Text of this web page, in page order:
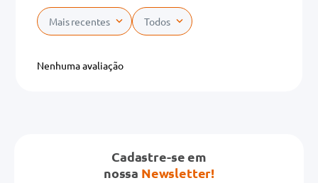
Mais recentes Todos
Nenhuma avaliação
Cadastre-se em
nossa Newsletter!